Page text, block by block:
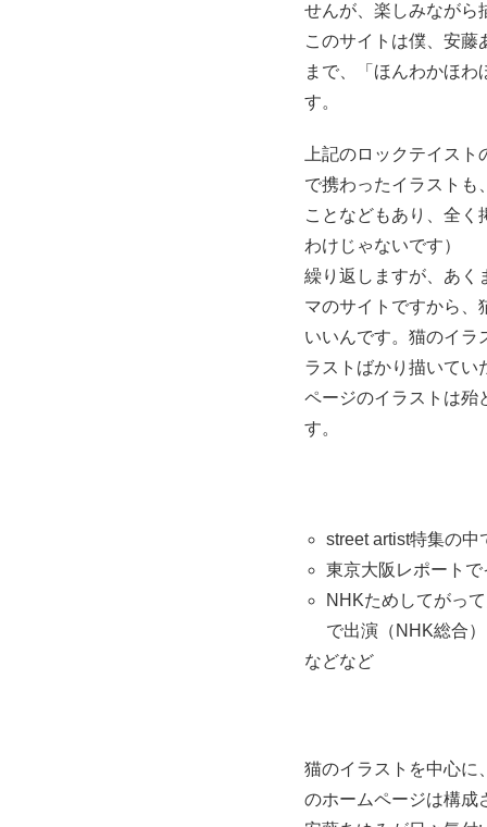
せんが、楽しみながら
このサイトは僕、安藤
まで、「ほんわかほ
す。
上記のロックテイス
で携わったイラストも
ことなどもあり、全く
わけじゃないです）
繰り返しますが、あく
マのサイトですから、
いいんです。猫のイラ
ラストばかり描いてい
ページのイラストは殆
す。
street artist特集の中
東京大阪レポート
NHKためしてがっ
で出演（NHK総合）
などなど
猫のイラストを中心に
のホームページは構成